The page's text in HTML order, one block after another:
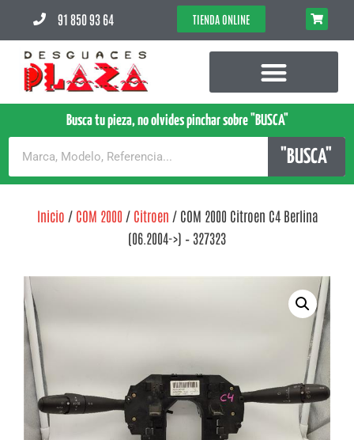
91 850 93 64 TIENDA ONLINE
Busca tu pieza, no olvides pinchar sobre "BUSCA"
"BUSCA"
Inicio / COM 2000 / Citroen / COM 2000 Citroen C4 Berlina
(06.2004->) – 327323